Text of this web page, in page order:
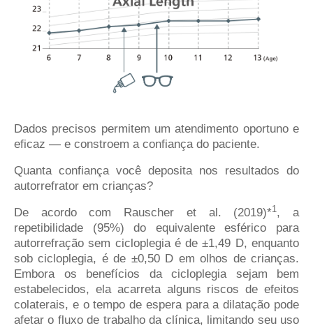
Dados precisos permitem um atendimento oportuno e
eficaz — e constroem a confiança do paciente.
Quanta confiança você deposita nos resultados do
autorrefrator em crianças?
De acordo com Rauscher et al. (2019)*1 , a
repetibilidade (95%) do equivalente esférico para
autorrefração sem cicloplegia é de ±1,49 D, enquanto
sob cicloplegia, é de ±0,50 D em olhos de crianças.
Embora os benefícios da cicloplegia sejam bem
estabelecidos, ela acarreta alguns riscos de efeitos
colaterais, e o tempo de espera para a dilatação pode
afetar o fluxo de trabalho da clínica, limitando seu uso